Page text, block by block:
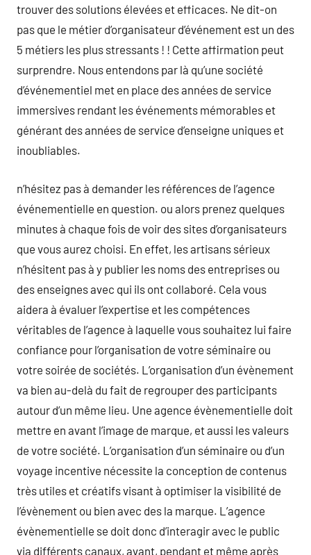
trouver des solutions élevées et efficaces. Ne dit-on
pas que le métier d’organisateur d’événement est un des
5 métiers les plus stressants ! ! Cette affirmation peut
surprendre. Nous entendons par là qu’une société
d’événementiel met en place des années de service
immersives rendant les événements mémorables et
générant des années de service d’enseigne uniques et
inoubliables.
n’hésitez pas à demander les références de l’agence
événementielle en question. ou alors prenez quelques
minutes à chaque fois de voir des sites d’organisateurs
que vous aurez choisi. En effet, les artisans sérieux
n’hésitent pas à y publier les noms des entreprises ou
des enseignes avec qui ils ont collaboré. Cela vous
aidera à évaluer l’expertise et les compétences
véritables de l’agence à laquelle vous souhaitez lui faire
confiance pour l’organisation de votre séminaire ou
votre soirée de sociétés. L’organisation d’un évènement
va bien au-delà du fait de regrouper des participants
autour d’un même lieu. Une agence évènementielle doit
mettre en avant l’image de marque, et aussi les valeurs
de votre société. L’organisation d’un séminaire ou d’un
voyage incentive nécessite la conception de contenus
très utiles et créatifs visant à optimiser la visibilité de
l’évènement ou bien avec des la marque. L’agence
évènementielle se doit donc d’interagir avec le public
via différents canaux, avant, pendant et même après